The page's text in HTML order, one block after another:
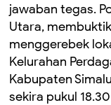
jawaban tegas.
Utara,
menggerebek
Kelurahan
Kabupaten
sekira pukul